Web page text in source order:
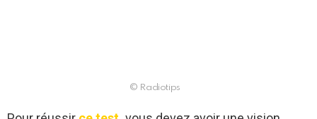
© Radiotips